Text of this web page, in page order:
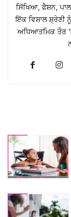
ਸਿੱਖਿਆ, ਫੈਸ਼ਨ,
ਇੱਕ ਵਿਸ਼ਾਲ ਸ਼੍ਰੇਣੀ
ਅਧਿਆਤਮਿਕ ਤੌਰ